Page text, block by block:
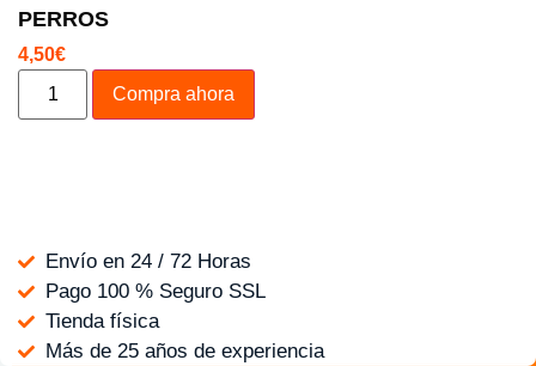
PERROS
4,50€
Compra ahora
Envío en 24 / 72 Horas
Pago 100 % Seguro SSL
Tienda física
Más de 25 años de experiencia